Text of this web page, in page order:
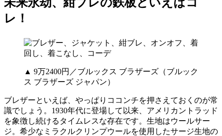
レ！
▲ 9万2400円／ブルックス ブラザーズ（ブルック
ス ブラザーズ ジャパン）
ブレザーといえば、やっぱりココンチを押さえておくのが常
識でしょう。1930年代に登場して以来、アメリカントラッド
を象徴し続けるタイムレスな存在です。生地はウールサー
ジ。希少なミラクルクリンプウールを使用したサージ生地の